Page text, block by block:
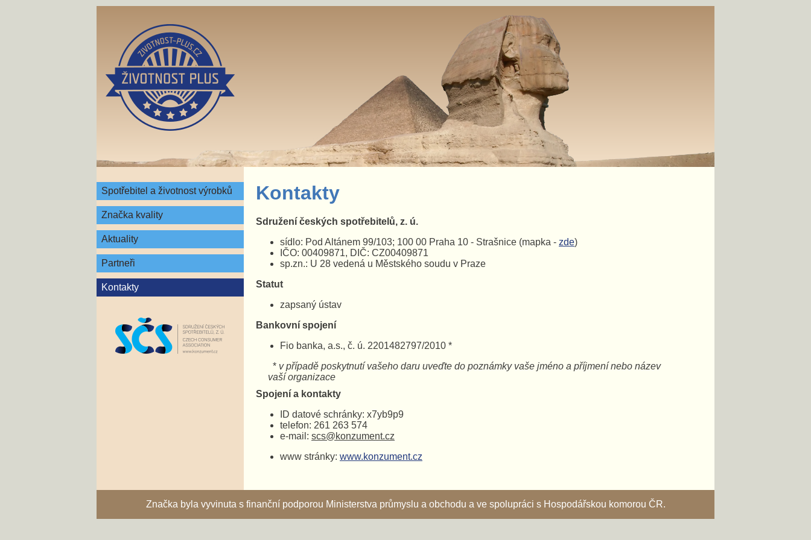
Spotřebitel a životnost výrobků
Značka kvality
Aktuality
Partneři
Kontakty
Kontakty
Sdružení českých spotřebitelů, z. ú.
sídlo: Pod Altánem 99/103; 100 00 Praha 10 - Strašnice (mapka - zde)
IČO: 00409871, DIČ: CZ00409871
sp.zn.: U 28 vedená u Městského soudu v Praze
Statut
zapsaný ústav
Bankovní spojení
Fio banka, a.s., č. ú. 2201482797/2010 *
* v případě poskytnutí vašeho daru uveďte do poznámky vaše jméno a příjmení nebo název
vaší organizace
Spojení a kontakty
ID datové schránky: x7yb9p9
telefon: 261 263 574
e-mail: scs@konzument.cz
www stránky: www.konzument.cz
Značka byla vyvinuta s finanční podporou Ministerstva průmyslu a obchodu a ve spolupráci s Hospodářskou komorou ČR.